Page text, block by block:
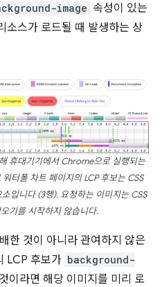
image 속성이 있는
소스가 로드될 때 발생하는 상
휴대기기에서 Chrome으로 실행되는
터폴 차트 페이지의 LCP 후보는 CSS
입니다 (3행). 요청하는 이미지는 CSS
기를 시작하지 않습니다.
한 것이 아니라 관여하지 않은
LCP 후보가 background-
이라면 해당 이미지를 미리 로